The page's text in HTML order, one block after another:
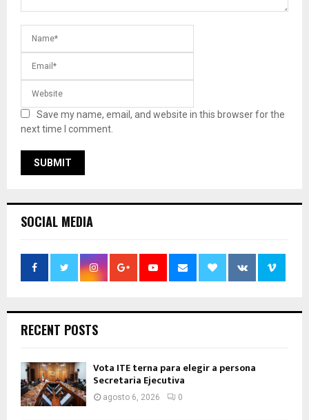
Save my name, email, and website in this browser for the
next time I comment.
SOCIAL MEDIA
RECENT POSTS
Vota ITE terna para elegir a persona
Secretaria Ejecutiva
agosto 6, 2026 0